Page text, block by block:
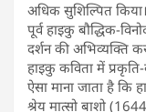
अधिक सुशिल्पित
पूर्व हाइकु बौद्धिक-
दर्शन की अभिव्यक्ति
हाइकु कविता में
ऐसा माना जाता है कि
श्रेय मात्सो बाशो